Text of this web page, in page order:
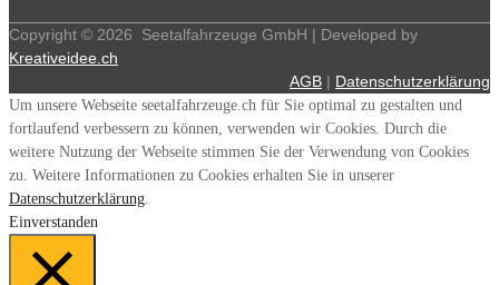
Copyright © 2026
Seetalfahrzeuge GmbH | Developed by
Kreativeidee.ch
AGB | Datenschutzerklärung
Um unsere Webseite seetalfahrzeuge.ch für Sie optimal zu gestalten und
fortlaufend verbessern zu können, verwenden wir Cookies. Durch die
weitere Nutzung der Webseite stimmen Sie der Verwendung von Cookies
zu. Weitere Informationen zu Cookies erhalten Sie in unserer
Datenschutzerklärung.
Einverstanden